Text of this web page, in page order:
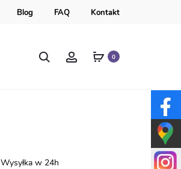
Blog FAQ Kontakt
Szukaj Account0
Wysyłka w 24h